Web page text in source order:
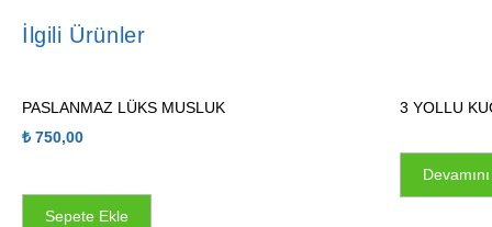
İlgili Ürünler
PASLANMAZ LÜKS MUSLUK
₺ 750,00
Sepete Ekle
3 YOLLU